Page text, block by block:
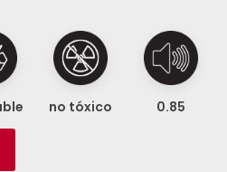
no tóxico 0.85